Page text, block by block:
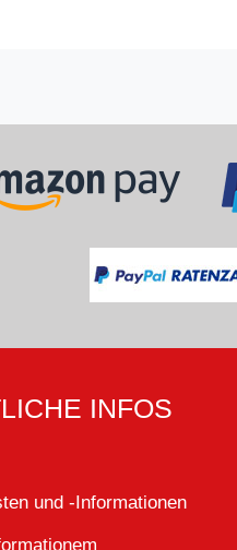
INFOS
und -Informationen